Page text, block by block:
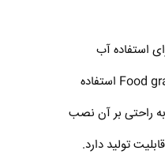
استفاده آب
آشامیدن باشد از انواع Food grade استفاده
راحتی بر آن نصب
تولید دارد.